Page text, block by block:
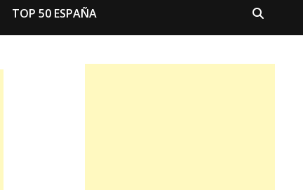
TOP 50 ESPAÑA